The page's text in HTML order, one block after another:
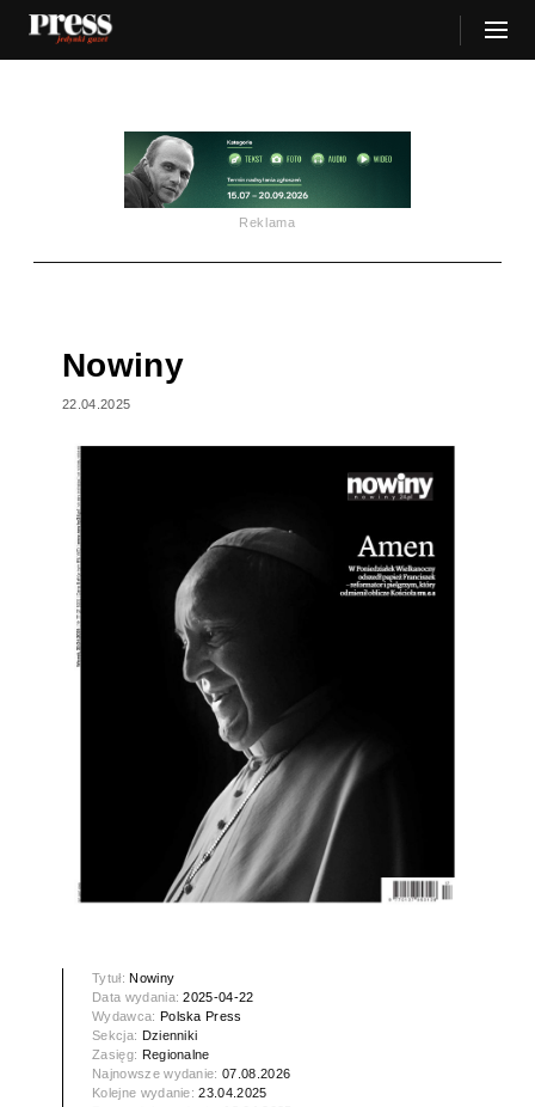
Reklama
Nowiny
22.04.2025
Tytuł: Nowiny
Data wydania:2025-04-22
Wydawca: Polska Press
Sekcja: Dzienniki
Zasięg: Regionalne
Najnowsze wydanie:07.08.2026
Kolejne wydanie:23.04.2025